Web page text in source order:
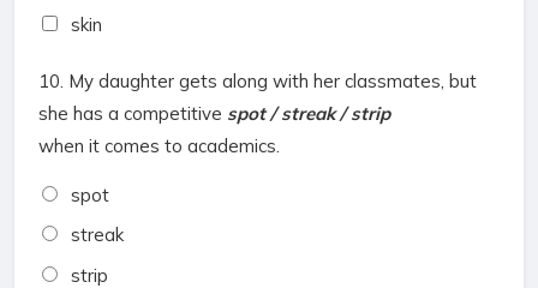
skin
10. My daughter gets along with her classmates, but
she has a competitive spot / streak / strip
when it comes to academics.
spot
streak
strip